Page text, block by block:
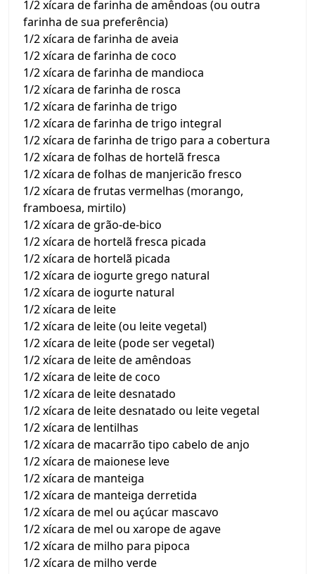
1/2 xícara de farinha de amêndoas (ou outra
farinha de sua preferência)
1/2 xícara de farinha de aveia
1/2 xícara de farinha de coco
1/2 xícara de farinha de mandioca
1/2 xícara de farinha de rosca
1/2 xícara de farinha de trigo
1/2 xícara de farinha de trigo integral
1/2 xícara de farinha de trigo para a cobertura
1/2 xícara de folhas de hortelã fresca
1/2 xícara de folhas de manjericão fresco
1/2 xícara de frutas vermelhas (morango,
framboesa, mirtilo)
1/2 xícara de grão-de-bico
1/2 xícara de hortelã fresca picada
1/2 xícara de hortelã picada
1/2 xícara de iogurte grego natural
1/2 xícara de iogurte natural
1/2 xícara de leite
1/2 xícara de leite (ou leite vegetal)
1/2 xícara de leite (pode ser vegetal)
1/2 xícara de leite de amêndoas
1/2 xícara de leite de coco
1/2 xícara de leite desnatado
1/2 xícara de leite desnatado ou leite vegetal
1/2 xícara de lentilhas
1/2 xícara de macarrão tipo cabelo de anjo
1/2 xícara de maionese leve
1/2 xícara de manteiga
1/2 xícara de manteiga derretida
1/2 xícara de mel ou açúcar mascavo
1/2 xícara de mel ou xarope de agave
1/2 xícara de milho para pipoca
1/2 xícara de milho verde